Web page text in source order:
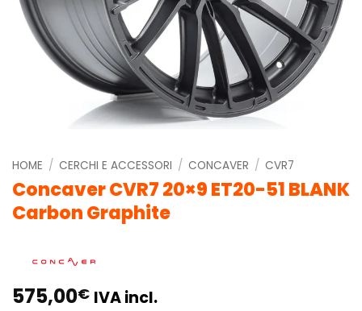
HOME / CERCHI E ACCESSORI / CONCAVER / CVR7
Concaver CVR7 20×9 ET20-51 BLANK
Carbon Graphite
575,00€ IVA incl.